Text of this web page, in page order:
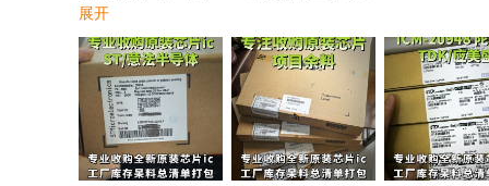
工厂清仓、项目取消、仓库积压、过期呆滞物料均可处理
专业人员上门清点核验，报价透明无套路，现款现结不压款
小批量散料、大批量整仓囤货统一打包回收，全程保密处理
快速清空仓库，释放仓储空间，高效盘活闲置物料回笼资金
覆盖全国上门收货，珠三角、深圳区域当日上门看货📱
展开